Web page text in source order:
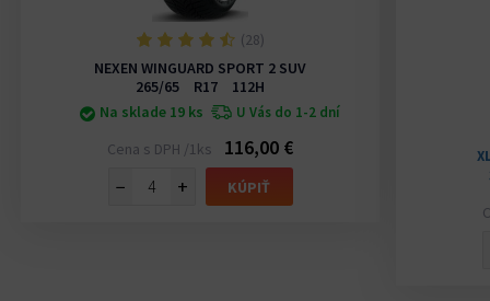
(28)
NEXEN WINGUARD SPORT 2 SUV
265/65 R17 112H
Na sklade 19 ks
U Vás do 1-2 dní
Cena s DPH /1ks
116,00 €
−
+ KÚPIŤ